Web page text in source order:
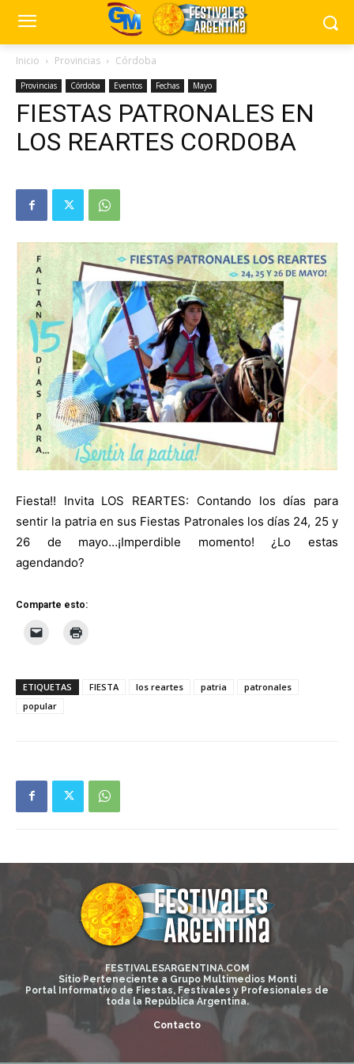
Inicio Provincias Córdoba
Provincias Córdoba Eventos Fechas Mayo
FIESTAS PATRONALES EN
LOS REARTES CORDOBA
Fiesta!! Invita LOS REARTES: Contando los días para
sentir la patria en sus Fiestas Patronales los días 24, 25 y
26 de mayo…¡Imperdible momento! ¿Lo estas
agendando?
Comparte esto:
ETIQUETAS FIESTA los reartes patria
patronales
popular
FESTIVALESARGENTINA.COM
Sitio Perteneciente a Grupo Multimedios Monti
Portal Informativo de Fiestas, Festivales y Profesionales de
toda la República Argentina.
Contacto